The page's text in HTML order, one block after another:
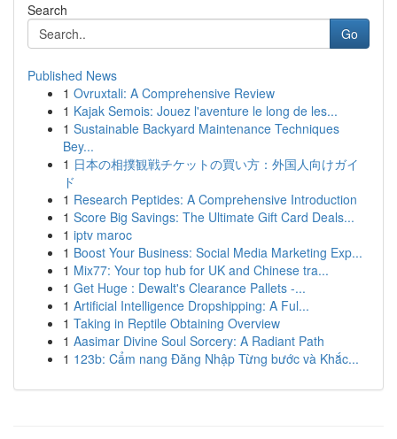
Search
Go
Published News
1 Ovruxtali: A Comprehensive Review
1 Kajak Semois: Jouez l'aventure le long de les...
1 Sustainable Backyard Maintenance Techniques
Bey...
1 日本の相撲観戦チケットの買い方：外国人向けガイ
ド
1 Research Peptides: A Comprehensive Introduction
1 Score Big Savings: The Ultimate Gift Card Deals...
1 iptv maroc
1 Boost Your Business: Social Media Marketing Exp...
1 Mix77: Your top hub for UK and Chinese tra...
1 Get Huge : Dewalt's Clearance Pallets -...
1 Artificial Intelligence Dropshipping: A Ful...
1 Taking in Reptile Obtaining Overview
1 Aasimar Divine Soul Sorcery: A Radiant Path
1 123b: Cẩm nang Đăng Nhập Từng bước và Khắc...